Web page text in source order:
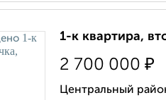
1-к квартира,
2 700 000 ₽
Центральный